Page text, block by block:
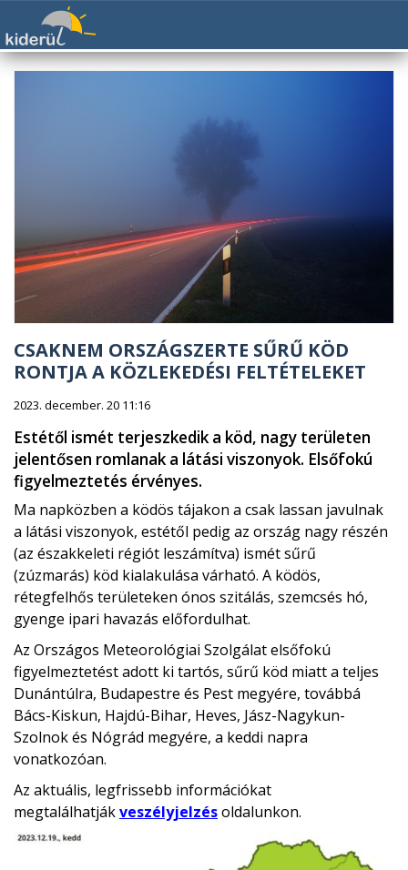
CSAKNEM ORSZÁGSZERTE SŰRŰ KÖD
RONTJA A KÖZLEKEDÉSI FELTÉTELEKET
2023. december. 20 11:16
Estétől ismét terjeszkedik a köd, nagy területen
jelentősen romlanak a látási viszonyok. Elsőfokú
figyelmeztetés érvényes.
Ma napközben a ködös tájakon a csak lassan javulnak
a látási viszonyok, estétől pedig az ország nagy részén
(az északkeleti régiót leszámítva) ismét sűrű
(zúzmarás) köd kialakulása várható. A ködös,
rétegfelhős területeken ónos szitálás, szemcsés hó,
gyenge ipari havazás előfordulhat.
Az Országos Meteorológiai Szolgálat elsőfokú
figyelmeztetést adott ki tartós, sűrű köd miatt a teljes
Dunántúlra, Budapestre és Pest megyére, továbbá
Bács-Kiskun, Hajdú-Bihar, Heves, Jász-Nagykun-
Szolnok és Nógrád megyére, a keddi napra
vonatkozóan.
Az aktuális, legfrissebb információkat
megtalálhatjákveszélyjelzésoldalunkon.